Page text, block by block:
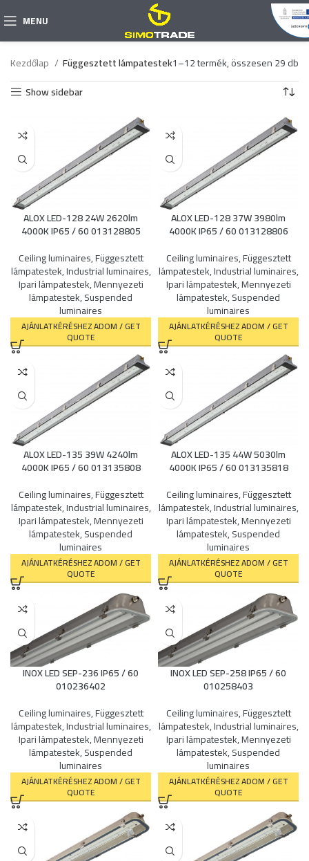
MENU
Kezdőlap Függesztett lámpatestek1–12 termék, összesen 29 db
Show sidebar
ALOX LED-128 24W 2620lm
4000K IP65 / 60 013128805
Ceiling luminaires,Függesztett
lámpatestek,Industrial luminaires,
Ipari lámpatestek,Mennyezeti
lámpatestek,Suspended
luminaires
AJÁNLATKÉRÉSHEZ ADOM / GET
QUOTE
ALOX LED-128 37W 3980lm
4000K IP65 / 60 013128806
Ceiling luminaires,Függesztett
lámpatestek,Industrial luminaires,
Ipari lámpatestek,Mennyezeti
lámpatestek,Suspended
luminaires
AJÁNLATKÉRÉSHEZ ADOM / GET
QUOTE
ALOX LED-135 39W 4240lm
4000K IP65 / 60 013135808
Ceiling luminaires,Függesztett
lámpatestek,Industrial luminaires,
Ipari lámpatestek,Mennyezeti
lámpatestek,Suspended
luminaires
AJÁNLATKÉRÉSHEZ ADOM / GET
QUOTE
ALOX LED-135 44W 5030lm
4000K IP65 / 60 013135818
Ceiling luminaires,Függesztett
lámpatestek,Industrial luminaires,
Ipari lámpatestek,Mennyezeti
lámpatestek,Suspended
luminaires
AJÁNLATKÉRÉSHEZ ADOM / GET
QUOTE
INOX LED SEP-236 IP65 / 60
010236402
Ceiling luminaires,Függesztett
lámpatestek,Industrial luminaires,
Ipari lámpatestek,Mennyezeti
lámpatestek,Suspended
luminaires
AJÁNLATKÉRÉSHEZ ADOM / GET
QUOTE
INOX LED SEP-258 IP65 / 60
010258403
Ceiling luminaires,Függesztett
lámpatestek,Industrial luminaires,
Ipari lámpatestek,Mennyezeti
lámpatestek,Suspended
luminaires
AJÁNLATKÉRÉSHEZ ADOM / GET
QUOTE